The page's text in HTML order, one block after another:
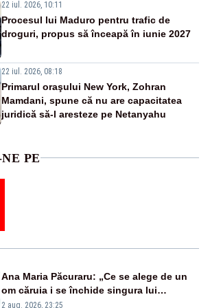
22 iul. 2026, 10:11
Procesul lui Maduro pentru trafic de
droguri, propus să înceapă în iunie 2027
22 iul. 2026, 08:18
Primarul oraşului New York, Zohran
Mamdani, spune că nu are capacitatea
juridică să-l aresteze pe Netanyahu
PE
Ana Maria Păcuraru: „Ce se alege de un
om căruia i se închide singura lui
portiță?”
2 aug. 2026, 23:25